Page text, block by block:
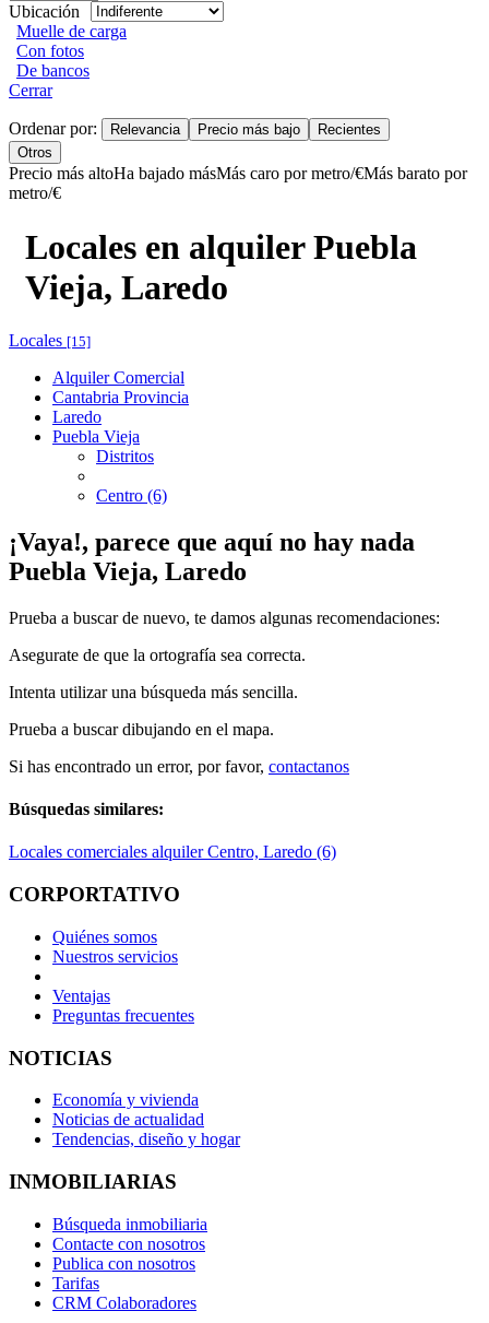
Ubicación
Muelle de carga
Con fotos
De bancos
Cerrar
Ordenar por: Relevancia Precio más bajo
Recientes
Otros
Precio más altoHa bajado másMás caro por metro/€Más barato por
metro/€
Locales en alquiler Puebla
Vieja, Laredo
Locales [15]
Alquiler Comercial
Cantabria Provincia
Laredo
Puebla Vieja
Distritos
Centro (6)
¡Vaya!, parece que aquí no hay nada
Puebla Vieja, Laredo
Prueba a buscar de nuevo, te damos algunas recomendaciones:
Asegurate de que la ortografía sea correcta.
Intenta utilizar una búsqueda más sencilla.
Prueba a buscar dibujando en el mapa.
Si has encontrado un error, por favor, contactanos
Búsquedas similares:
Locales comerciales alquiler Centro, Laredo (6)
CORPORTATIVO
Quiénes somos
Nuestros servicios
Ventajas
Preguntas frecuentes
NOTICIAS
Economía y vivienda
Noticias de actualidad
Tendencias, diseño y hogar
INMOBILIARIAS
Búsqueda inmobiliaria
Contacte con nosotros
Publica con nosotros
Tarifas
CRM Colaboradores